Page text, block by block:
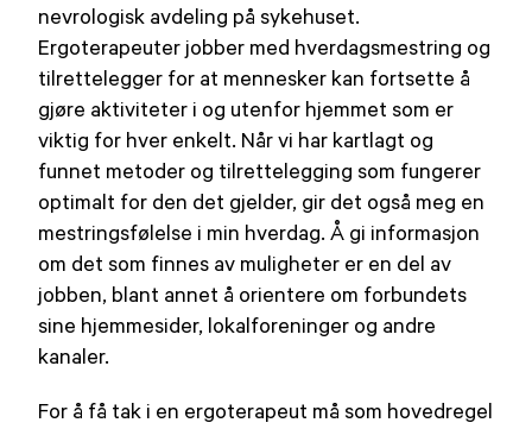
nevrologisk avdeling på sykehuset.
Ergoterapeuter jobber med hverdagsmestring og
tilrettelegger for at mennesker kan fortsette å
gjøre aktiviteter i og utenfor hjemmet som er
viktig for hver enkelt. Når vi har kartlagt og
funnet metoder og tilrettelegging som fungerer
optimalt for den det gjelder, gir det også meg en
mestringsfølelse i min hverdag. Å gi informasjon
om det som finnes av muligheter er en del av
jobben, blant annet å orientere om forbundets
sine hjemmesider, lokalforeninger og andre
kanaler.
For å få tak i en ergoterapeut må som hovedregel